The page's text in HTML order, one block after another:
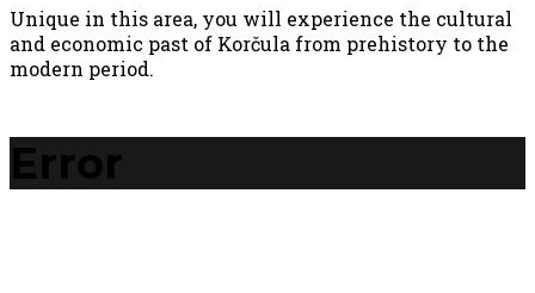
Unique in this area, you will experience the cultural
and economic past of Korčula from prehistory to the
modern period.
Error